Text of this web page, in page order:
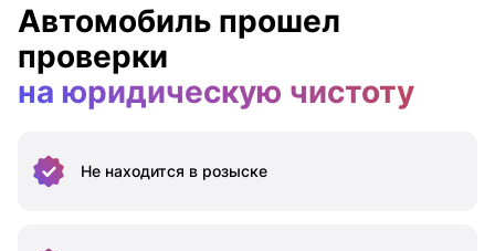
Автомобиль прошел
проверки
на юридическую чистоту
Не находится в розыске